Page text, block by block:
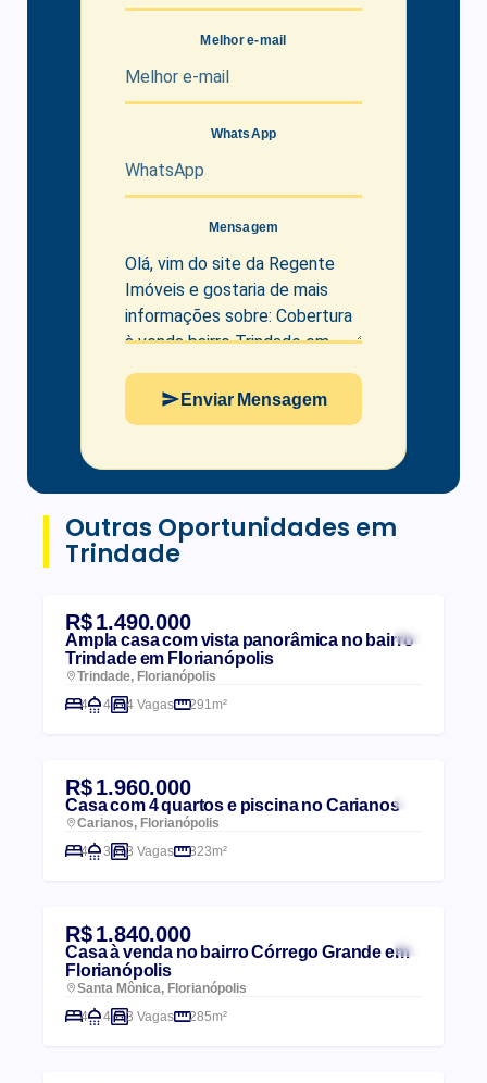
Estacionamento para visitantes;
Um imóvel que reúne conforto, sofisticação, segurança e
localização privilegiada, ideal para quem busca qualidade de
vida em Florianópolis.
Melhor e-mail
WhatsApp
Mensagem
Enviar Mensagem
Outras Oportunidades em
Trindade
R$ 1.490.000
Ampla casa com vista panorâmica no bairro
Trindade em Florianópolis
Trindade, Florianópolis
4
4 4 Vagas 291m²
R$ 1.960.000
Casa com 4 quartos e piscina no Carianos
Carianos, Florianópolis
4
3 3 Vagas 323m²
R$ 1.840.000
Casa à venda no bairro Córrego Grande em
Florianópolis
Santa Mônica, Florianópolis
4
4 3 Vagas 285m²